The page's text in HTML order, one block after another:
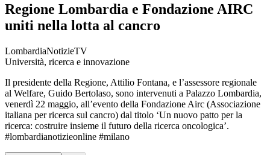
Regione Lombardia e Fondazione AIRC
uniti nella lotta al cancro
LombardiaNotizieTV
Università, ricerca e innovazione
Il presidente della Regione, Attilio Fontana, e l’assessore regionale
al Welfare, Guido Bertolaso, sono intervenuti a Palazzo Lombardia,
venerdì 22 maggio, all’evento della Fondazione Airc (Associazione
italiana per ricerca sul cancro) dal titolo ‘Un nuovo patto per la
ricerca: costruire insieme il futuro della ricerca oncologica’.
#lombardianotizieonline #milano